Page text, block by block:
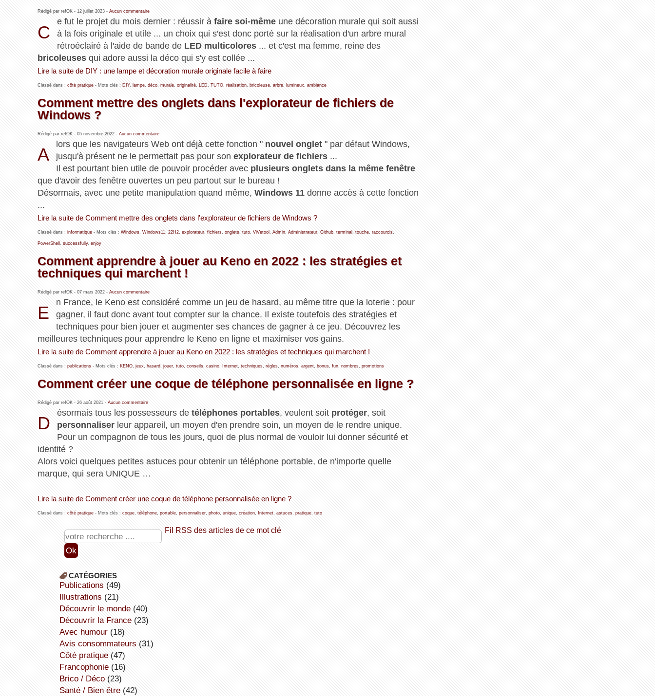
Rédigé par refOK - 12 juillet 2023- Aucun commentaire
C
e fut le projet du mois dernier : réussir à faire soi-même une décoration murale qui soit aussi
à la fois originale et utile ... un choix qui s'est donc porté sur la réalisation d'un arbre mural
rétroéclairé à l'aide de bande de LED multicolores ... et c'est ma femme, reine des
bricoleusesqui adore aussi la déco qui s'y est collée ...
Lire la suite de DIY : une lampe et décoration murale originale facile à faire
Classé dans : côté pratique- Mots clés : DIY, lampe, déco, murale, originalité, LED, TUTO, réalisation, bricoleuse, arbre, lumineux, ambiance
Comment mettre des onglets dans l'explorateur de fichiers de
Windows ?
Rédigé par refOK - 05 novembre 2022- Aucun commentaire
A
lors que les navigateurs Web ont déjà cette fonction " nouvel onglet " par défaut Windows,
jusqu'à présent ne le permettait pas pour son explorateur de fichiers ...
Il est pourtant bien utile de pouvoir procéder avec plusieurs onglets dans la même fenêtre
que d'avoir des fenêtre ouvertes un peu partout sur le bureau !
Désormais, avec une petite manipulation quand même, Windows 11donne accès à cette fonction
...
Lire la suite de Comment mettre des onglets dans l'explorateur de fichiers de Windows ?
Classé dans : informatique- Mots clés : Windows, Windows11, 22H2, explorateur, fichiers, onglets, tuto, ViVetool , Admin, Administrateur, Github, terminal , touche, raccourcis,
PowerShell , successfully, enjoy
Comment apprendre à jouer au Keno en 2022 : les stratégies et
techniques qui marchent !
Rédigé par refOK - 07 mars 2022- Aucun commentaire
E
n France, le Keno est considéré comme un jeu de hasard, au même titre que la loterie : pour
gagner, il faut donc avant tout compter sur la chance. Il existe toutefois des stratégies et
techniques pour bien jouer et augmenter ses chances de gagner à ce jeu. Découvrez les
meilleures techniques pour apprendre le Keno en ligne et maximiser vos gains.
Lire la suite de Comment apprendre à jouer au Keno en 2022 : les stratégies et techniques qui marchent !
Classé dans : publications- Mots clés : KENO, jeux, hasard, jouer, tuto, conseils, casino, Internet, techniques, règles, numéros, argent, bonus, fun, nombres, promotions
Comment créer une coque de téléphone personnalisée en ligne ?
Rédigé par refOK - 26 août 2021- Aucun commentaire
D
ésormais tous les possesseurs de téléphones portables, veulent soit protéger, soit
personnaliser leur appareil, un moyen d'en prendre soin, un moyen de le rendre unique.
Pour un compagnon de tous les jours, quoi de plus normal de vouloir lui donner sécurité et
identité ?
Alors voici quelques petites astuces pour obtenir un téléphone portable, de n'importe quelle
marque, qui sera UNIQUE …
Lire la suite de Comment créer une coque de téléphone personnalisée en ligne ?
Classé dans : côté pratique- Mots clés : coque, téléphone, portable, personnaliser, photo, unique, création, Internet, astuces, pratique, tuto
Fil RSS des articles de ce mot clé
CATÉGORIES
publications (49)
illustrations (21)
découvrir le monde(40)
découvrir la France(23)
avec humour(18)
avis consommateurs (31)
côté pratique(47)
Francophonie(16)
Brico / Déco(23)
Santé / Bien être(42)